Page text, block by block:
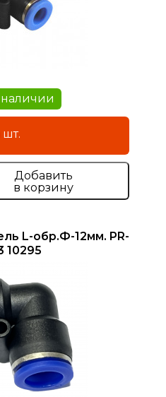
наличии
₽ / за шт.
Добавить
в корзину
L-обр.Ф-12мм. PR-
10295